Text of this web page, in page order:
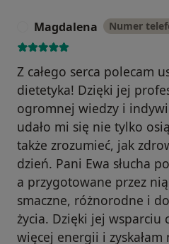
Magdalena Numer
Z całego serca polecam
dietetyka! Dzięki jej
ogromnej wiedzy i
udało mi się nie tylko
także zrozumieć, jak
dzień. Pani Ewa słucha
a przygotowane przez
smaczne, różnorodne i
życia. Dzięki jej wsparciu
więcej energii i